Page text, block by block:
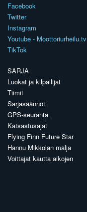
Facebook
Twitter
Instagram
Youtube - Moottoriurheilu.tv
TikTok
SARJA
Luokat ja kilpailijat
Tiimit
Sarjasäännöt
GPS-seuranta
Katsastusajat
Flying Finn Future Star
Hannu Mikkolan malja
Voittajat kautta aikojen